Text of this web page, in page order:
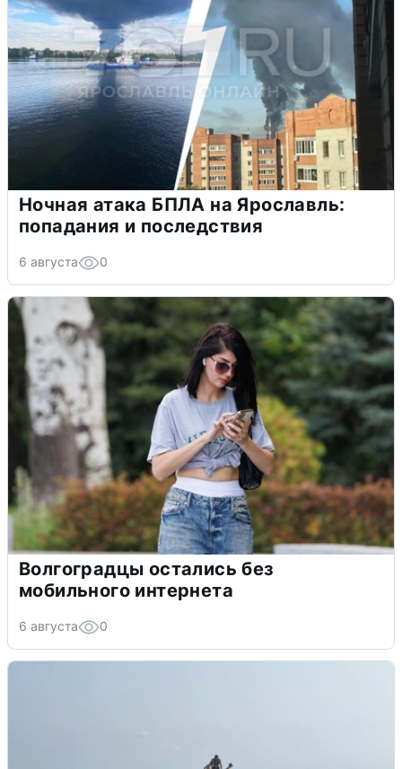
Ночная атака БПЛА на Ярославль:
попадания и последствия
6 августа 0
Волгоградцы остались без
мобильного интернета
6 августа 0